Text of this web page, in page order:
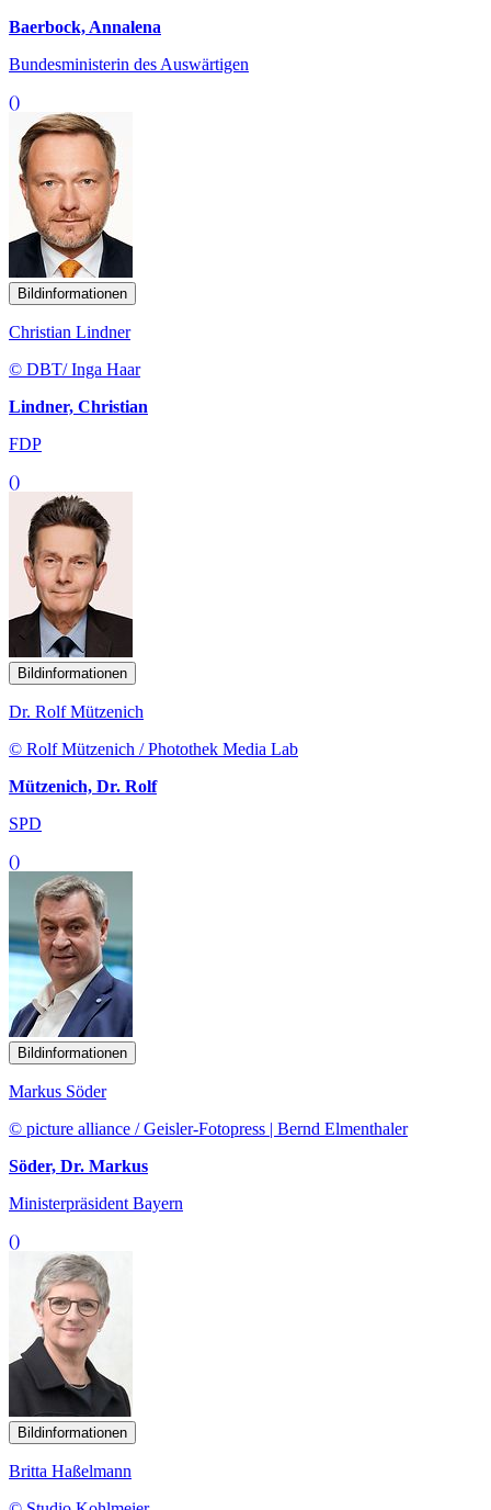
Baerbock, Annalena
Bundesministerin des Auswärtigen
()
Bildinformationen
Christian Lindner
© DBT/ Inga Haar
Lindner, Christian
FDP
()
Bildinformationen
Dr. Rolf Mützenich
© Rolf Mützenich / Photothek Media Lab
Mützenich, Dr. Rolf
SPD
()
Bildinformationen
Markus Söder
© picture alliance / Geisler-Fotopress | Bernd Elmenthaler
Söder, Dr. Markus
Ministerpräsident Bayern
()
Bildinformationen
Britta Haßelmann